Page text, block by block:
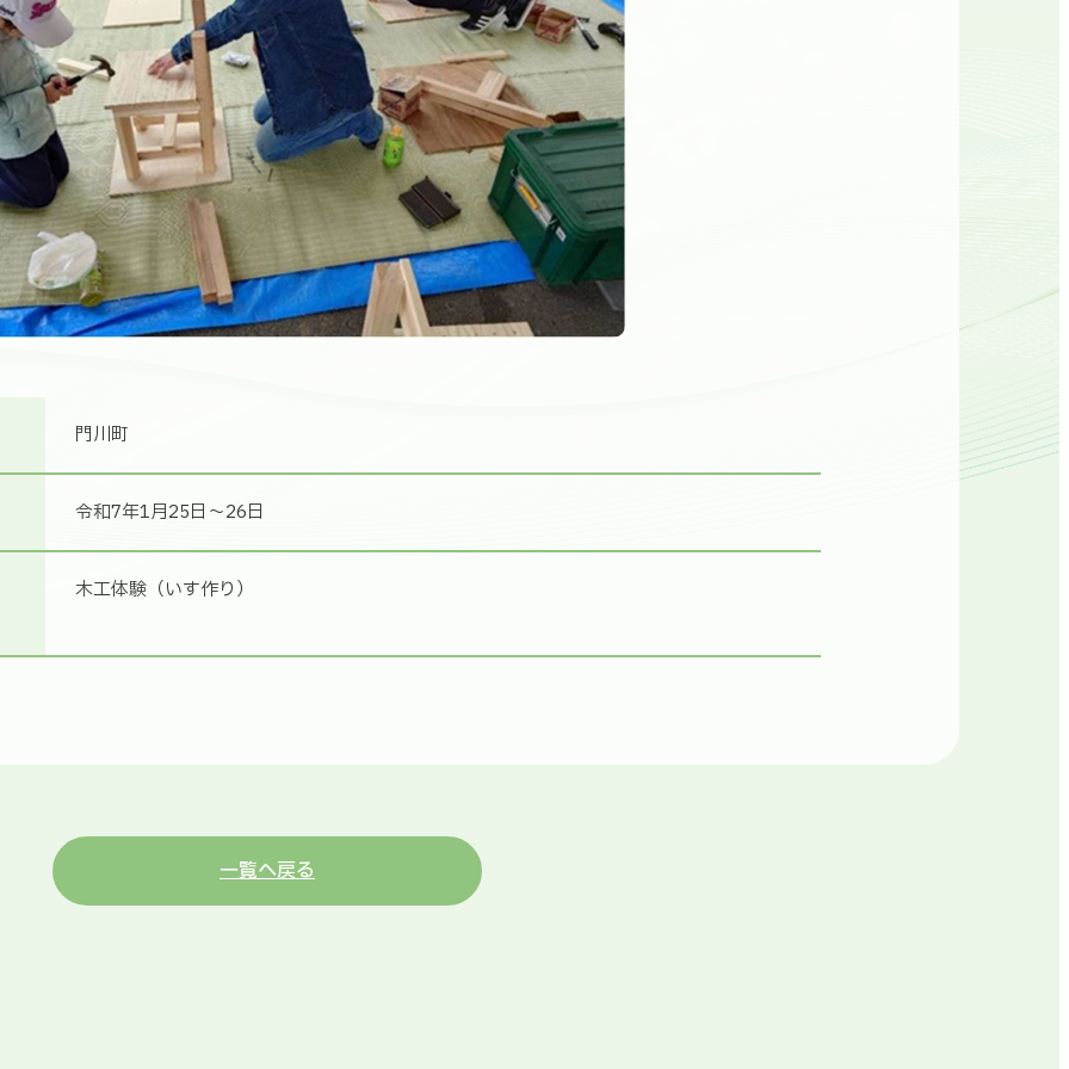
門川町
令和7年1月25日～26日
木工体験（いす作り）
一覧へ戻る